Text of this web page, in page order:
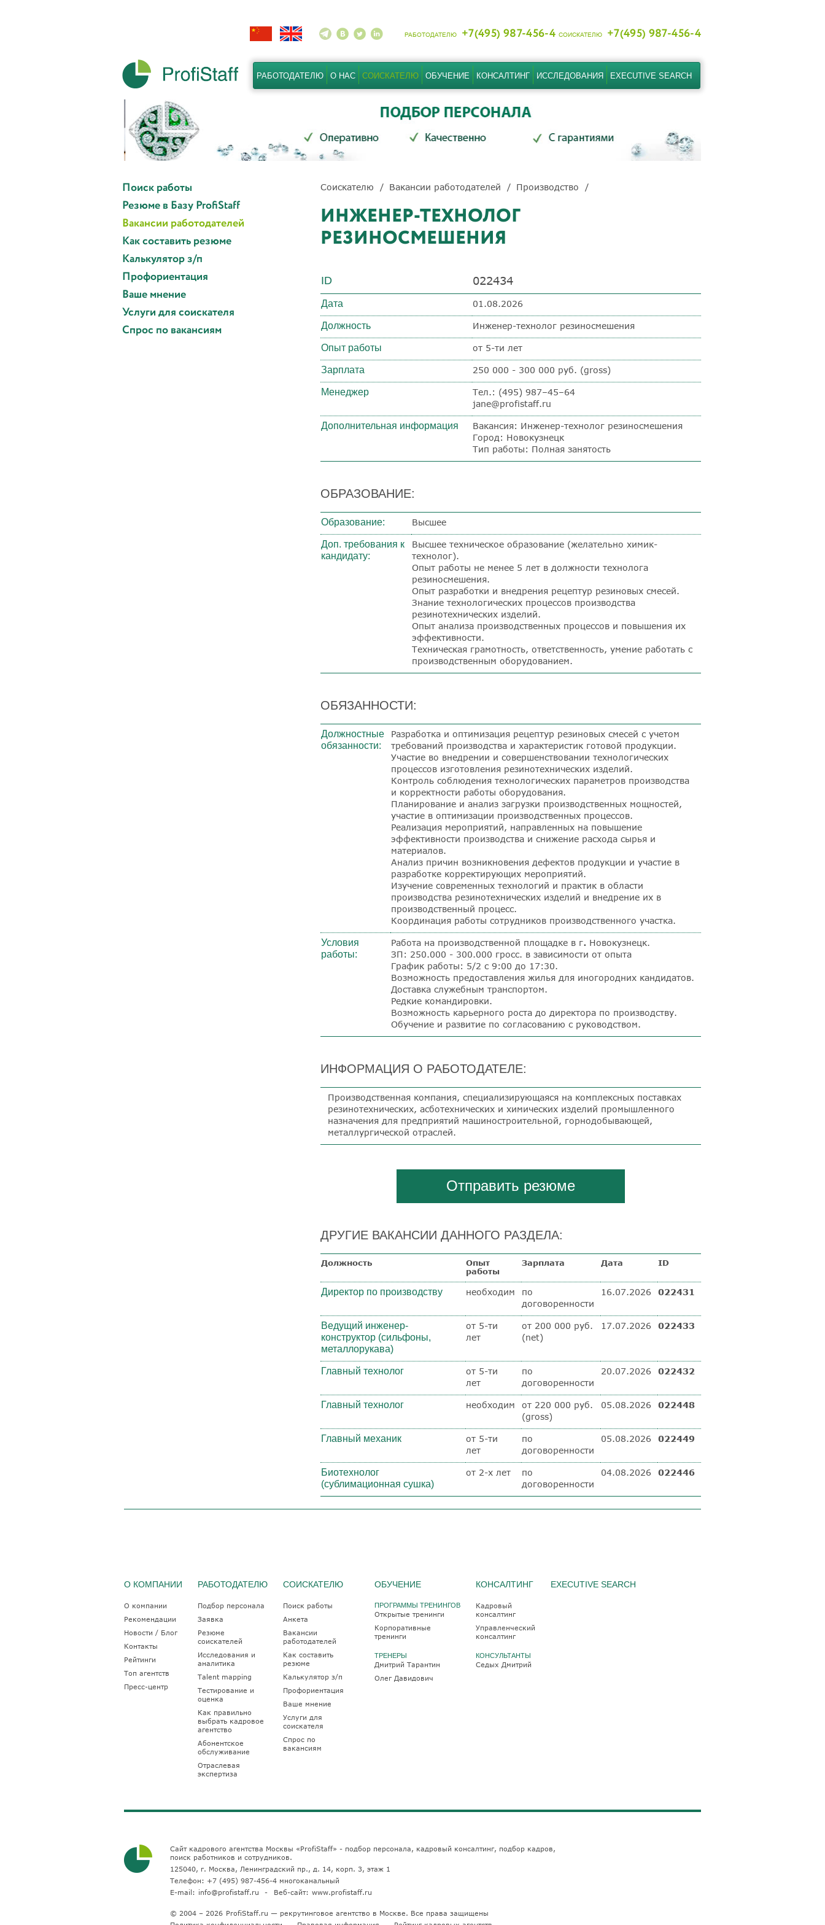
РАБОТОДАТЕЛЮ +7(495) 987-456-4 СОИСКАТЕЛЮ +7(495) 987-456-4
РАБОТОДАТЕЛЮ О НАС СОИСКАТЕЛЮ ОБУЧЕНИЕ КОНСАЛТИНГ ИССЛЕДОВАНИЯ EXECUTIVE SEARCH
Поиск работы
Резюме в Базу ProfiStaff
Вакансии работодателей
Как составить резюме
Калькулятор з/п
Профориентация
Ваше мнение
Услуги для соискателя
Спрос по вакансиям
Соискателю Вакансии работодателей Производство
ИНЖЕНЕР-ТЕХНОЛОГ
РЕЗИНОСМЕШЕНИЯ
ID 022434
Дата 01.08.2026
Должность Инженер-технолог резиносмешения
Опыт работы от 5-ти лет
Зарплата 250 000 - 300 000 руб. (gross)
Менеджер
Тел.: (495) 987–45–64
jane@profistaff.ru
Дополнительная информация
Вакансия: Инженер-технолог резиносмешения
Город: Новокузнецк
Тип работы: Полная занятость
ОБРАЗОВАНИЕ:
Образование: Высшее
Доп. требования к
кандидату:
Высшее техническое образование (желательно химик-
технолог).
Опыт работы не менее 5 лет в должности технолога
резиносмешения.
Опыт разработки и внедрения рецептур резиновых смесей.
Знание технологических процессов производства
резинотехнических изделий.
Опыт анализа производственных процессов и повышения их
эффективности.
Техническая грамотность, ответственность, умение работать с
производственным оборудованием.
ОБЯЗАННОСТИ:
Должностные
обязанности:
Разработка и оптимизация рецептур резиновых смесей с учетом
требований производства и характеристик готовой продукции.
Участие во внедрении и совершенствовании технологических
процессов изготовления резинотехнических изделий.
Контроль соблюдения технологических параметров производства
и корректности работы оборудования.
Планирование и анализ загрузки производственных мощностей,
участие в оптимизации производственных процессов.
Реализация мероприятий, направленных на повышение
эффективности производства и снижение расхода сырья и
материалов.
Анализ причин возникновения дефектов продукции и участие в
разработке корректирующих мероприятий.
Изучение современных технологий и практик в области
производства резинотехнических изделий и внедрение их в
производственный процесс.
Координация работы сотрудников производственного участка.
Условия
работы:
Работа на производственной площадке в г. Новокузнецк.
ЗП: 250.000 - 300.000 гросс. в зависимости от опыта
График работы: 5/2 с 9:00 до 17:30.
Возможность предоставления жилья для иногородних кандидатов.
Доставка служебным транспортом.
Редкие командировки.
Возможность карьерного роста до директора по производству.
Обучение и развитие по согласованию с руководством.
ИНФОРМАЦИЯ О РАБОТОДАТЕЛЕ:
Производственная компания, специализирующаяся на комплексных поставках
резинотехнических, асботехнических и химических изделий промышленного
назначения для предприятий машиностроительной, горнодобывающей,
металлургической отраслей.
Отправить резюме
ДРУГИЕ ВАКАНСИИ ДАННОГО РАЗДЕЛА:
Должность
Опыт
работы
Зарплата Дата ID
Директор по производству необходим
по
договоренности
16.07.2026 022431
Ведущий инженер-
конструктор (сильфоны,
металлорукава)
от 5-ти
лет
от 200 000 руб.
(net)
17.07.2026 022433
Главный технолог
от 5-ти
лет
по
договоренности
20.07.2026 022432
Главный технолог необходим
от 220 000 руб.
(gross)
05.08.2026 022448
Главный механик
от 5-ти
лет
по
договоренности
05.08.2026 022449
Биотехнолог
(сублимационная сушка)
от 2-х лет
по
договоренности
04.08.2026 022446
О КОМПАНИИ
О компании
Рекомендации
Новости / Блог
Контакты
Рейтинги
Топ агентств
Пресс-центр
РАБОТОДАТЕЛЮ
Подбор персонала
Заявка
Резюме
соискателей
Исследования и
аналитика
Talent mapping
Тестирование и
оценка
Как правильно
выбрать кадровое
агентство
Абонентское
обслуживание
Отраслевая
экспертиза
СОИСКАТЕЛЮ
Поиск работы
Анкета
Вакансии
работодателей
Как составить
резюме
Калькулятор з/п
Профориентация
Ваше мнение
Услуги для
соискателя
Спрос по
вакансиям
ОБУЧЕНИЕ
ПРОГРАММЫ ТРЕНИНГОВ
Открытые тренинги
Корпоративные
тренинги
ТРЕНЕРЫ
Дмитрий Тарантин
Олег Давидович
КОНСАЛТИНГ
Кадровый
консалтинг
Управленческий
консалтинг
КОНСУЛЬТАНТЫ
Седых Дмитрий
EXECUTIVE SEARCH
Сайт кадрового агентства Москвы «ProfiStaff» - подбор персонала, кадровый консалтинг, подбор кадров,
поиск работников и сотрудников.
125040, г. Москва, Ленинградский пр., д. 14, корп. 3, этаж 1
Телефон: +7 (495) 987-456-4 многоканальный
E-mail: info@profistaff.ru Веб-сайт: www.profistaff.ru
© 2004 – 2026 ProfiStaff.ru — рекрутинговое агентство в Москве. Все права защищены